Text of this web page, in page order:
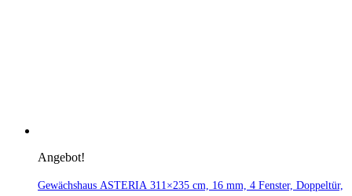
Angebot!
Gewächshaus ASTERIA 311×235 cm, 16 mm, 4 Fenster, Doppeltür,